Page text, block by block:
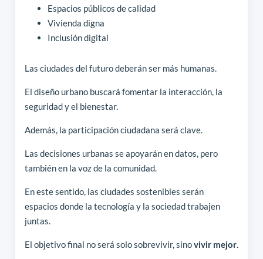
Espacios públicos de calidad
Vivienda digna
Inclusión digital
Las ciudades del futuro deberán ser más humanas.
El diseño urbano buscará fomentar la interacción, la
seguridad y el bienestar.
Además, la participación ciudadana será clave.
Las decisiones urbanas se apoyarán en datos, pero
también en la voz de la comunidad.
En este sentido, las ciudades sostenibles serán
espacios donde la tecnología y la sociedad trabajen
juntas.
El objetivo final no será solo sobrevivir, sinovivir mejor.